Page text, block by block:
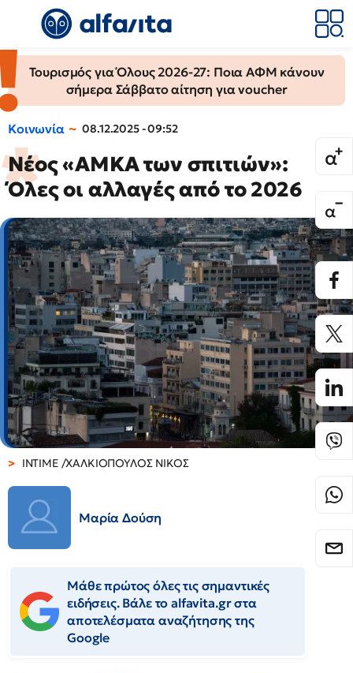
Τουρισμός για Όλους 2026-27: Ποια ΑΦΜ κάνουν
σήμερα Σάββατο αίτηση για voucher
Κοινωνία 08.12.2025 - 09:52
Νέος «ΑΜΚΑ των σπιτιών»:
Όλες οι αλλαγές από το 2026
INTIME /ΧΑΛΚΙΟΠΟΥΛΟΣ ΝΙΚΟΣ
Μαρία Δούση
Μάθε πρώτος όλες τις σημαντικές
ειδήσεις. Βάλε το alfavita.gr στα
αποτελέσματα αναζήτησης της
Google